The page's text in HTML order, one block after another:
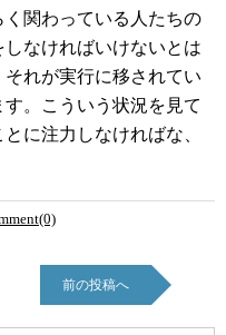
関わっている人たちの
なければいけないとは
れが実行に移されてい
。こういう状況を見て
に注力しなければな、
前の投稿へ